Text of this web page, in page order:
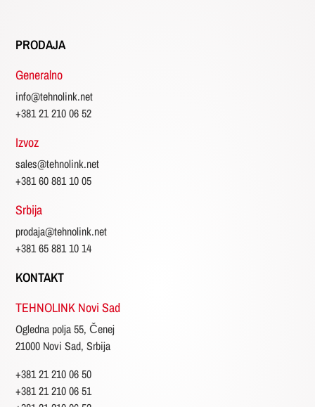
PRODAJA
Generalno
info@tehnolink.net
+381 21 210 06 52
Izvoz
sales@tehnolink.net
+381 60 881 10 05
Srbija
prodaja@tehnolink.net
+381 65 881 10 14
KONTAKT
TEHNOLINK Novi Sad
Ogledna polja 55, Čenej
21000 Novi Sad, Srbija
+381 21 210 06 50
+381 21 210 06 51